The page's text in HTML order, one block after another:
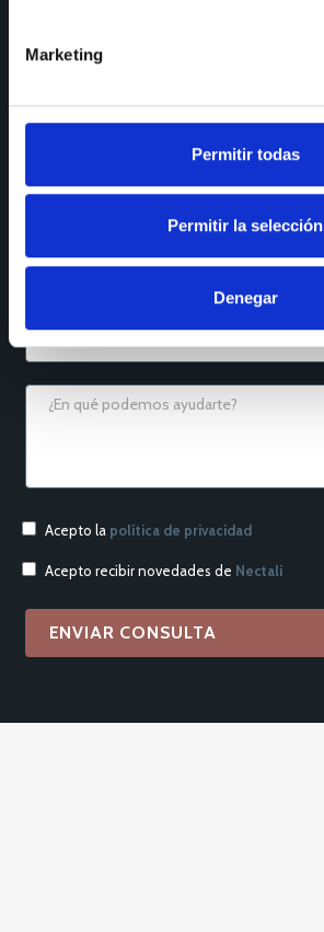
Marketing
Permitir todas
Permitir la selección
Denegar
Acepto la política de privacidad
Acepto recibir novedades de Nectali